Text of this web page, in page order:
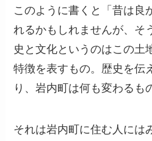
このように書くと「昔は良
れるかもしれませんが、そ
史と文化というのはこの土
特徴を表すもの。歴史を伝
り、岩内町は何も変わるも
それは岩内町に住む人には